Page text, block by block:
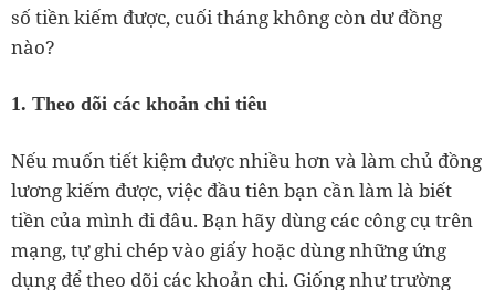
số tiền kiếm được, cuối tháng không còn dư đồng
nào?
1. Theo dõi các khoản chi tiêu
Nếu muốn tiết kiệm được nhiều hơn và làm chủ đồng
lương kiếm được, việc đầu tiên bạn cần làm là biết
tiền của mình đi đâu. Bạn hãy dùng các công cụ trên
mạng, tự ghi chép vào giấy hoặc dùng những ứng
dụng để theo dõi các khoản chi. Giống như trường